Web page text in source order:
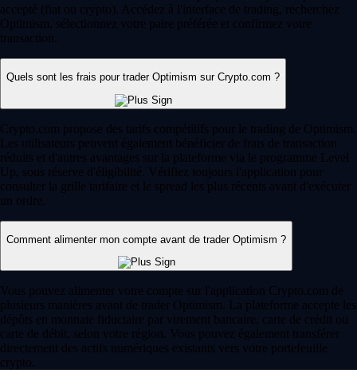
accepté (fiat ou crypto). Accédez à l'interface de trading, recherchez
Optimism, sélectionnez votre paire préférée et confirmez votre
transaction.
Quels sont les frais pour trader Optimism sur Crypto.com ?
Crypto.com propose des tarifs compétitifs pour le trading de Optimism.
Les utilisateurs peuvent également bénéficier de frais de transaction
réduits et d'autres avantages sur la plateforme via le programme Level
Up, sous réserve d'éligibilité. Vérifiez toujours l'application pour
consulter la grille tarifaire et le spread les plus récents avant d'exécuter
un ordre.
Comment alimenter mon compte avant de trader Optimism ?
Vous pouvez alimenter votre compte sur l'application Crypto.com de
plusieurs manières avant de trader Optimism. La plateforme accepte les
dépôts en monnaie fiduciaire par virement bancaire, carte de crédit ou
carte de débit, selon votre région. Vous pouvez également transférer
directement des actifs numériques existants vers votre portefeuille
crypto.